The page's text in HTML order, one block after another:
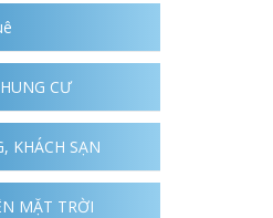
CƯ
KHÁCH SẠN
MẶT TRỜI